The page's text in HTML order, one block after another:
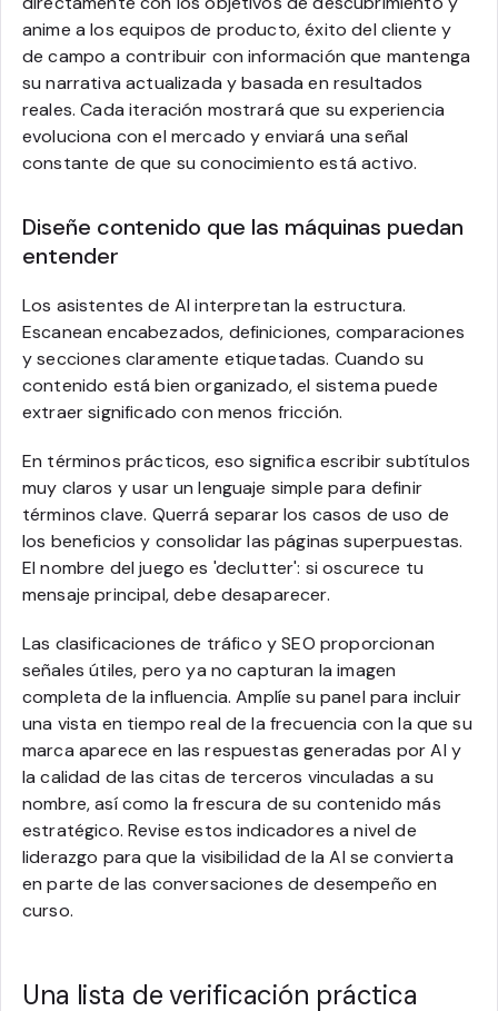
anime a los equipos de producto, éxito del cliente y
de campo a contribuir con información que mantenga
su narrativa actualizada y basada en resultados
reales. Cada iteración mostrará que su experiencia
evoluciona con el mercado y enviará una señal
constante de que su conocimiento está activo.
Diseñe contenido que las máquinas puedan
entender
Los asistentes de AI interpretan la estructura.
Escanean encabezados, definiciones, comparaciones
y secciones claramente etiquetadas. Cuando su
contenido está bien organizado, el sistema puede
extraer significado con menos fricción.
En términos prácticos, eso significa escribir subtítulos
muy claros y usar un lenguaje simple para definir
términos clave. Querrá separar los casos de uso de
los beneficios y consolidar las páginas superpuestas.
El nombre del juego es 'declutter': si oscurece tu
mensaje principal, debe desaparecer.
Las clasificaciones de tráfico y SEO proporcionan
señales útiles, pero ya no capturan la imagen
completa de la influencia. Amplíe su panel para incluir
una vista en tiempo real de la frecuencia con la que su
marca aparece en las respuestas generadas por AI y
la calidad de las citas de terceros vinculadas a su
nombre, así como la frescura de su contenido más
estratégico. Revise estos indicadores a nivel de
liderazgo para que la visibilidad de la AI se convierta
en parte de las conversaciones de desempeño en
curso.
Una lista de verificación práctica